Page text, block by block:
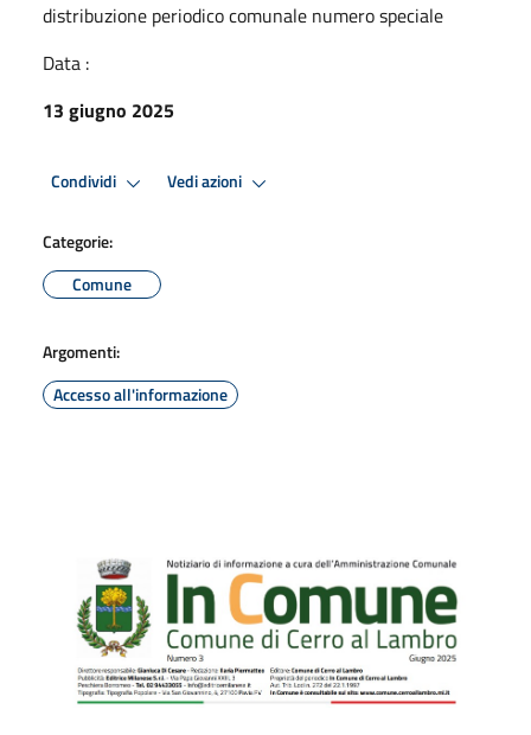
distribuzione periodico comunale numero speciale
Data :
13 giugno 2025
Condividi Vedi azioni
Categorie:
Comune
Argomenti:
Accesso all'informazione